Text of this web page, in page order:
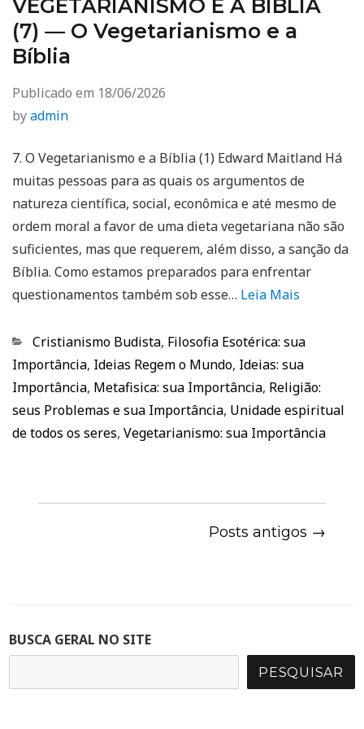
VEGETARIANISMO E A BÍBLIA
(7) — O Vegetarianismo e a
Bíblia
Publicado em 18/06/2026
byadmin
7. O Vegetarianismo e a Bíblia (1) Edward Maitland Há
muitas pessoas para as quais os argumentos de
natureza científica, social, econômica e até mesmo de
ordem moral a favor de uma dieta vegetariana não são
suficientes, mas que requerem, além disso, a sanção da
Bíblia. Como estamos preparados para enfrentar
questionamentos também sob esse… Leia Mais
Categorias
Cristianismo Budista, Filosofia Esotérica: sua
Importância, Ideias Regem o Mundo, Ideias: sua
Importância, Metafisica: sua Importância, Religião:
seus Problemas e sua Importância, Unidade espiritual
de todos os seres, Vegetarianismo: sua Importância
Posts antigos →
BUSCA GERAL NO SITE
PESQUISAR